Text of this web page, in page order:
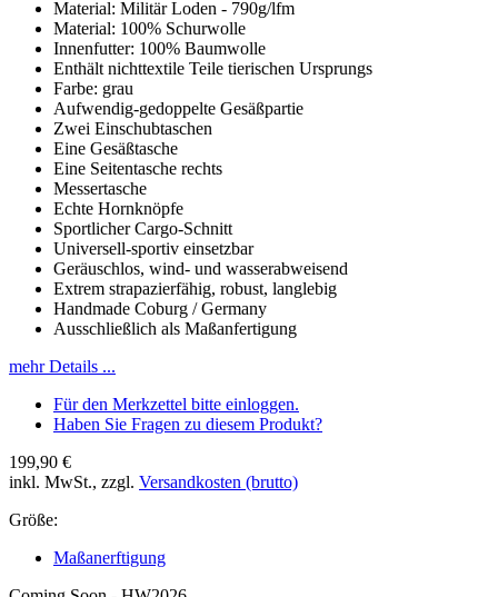
Material: Militär Loden - 790g/lfm
Material: 100% Schurwolle
Innenfutter: 100% Baumwolle
Enthält nichttextile Teile tierischen Ursprungs
Farbe: grau
Aufwendig-gedoppelte Gesäßpartie
Zwei Einschubtaschen
Eine Gesäßtasche
Eine Seitentasche rechts
Messertasche
Echte Hornknöpfe
Sportlicher Cargo-Schnitt
Universell-sportiv einsetzbar
Geräuschlos, wind- und wasserabweisend
Extrem strapazierfähig, robust, langlebig
Handmade Coburg / Germany
Ausschließlich als Maßanfertigung
mehr Details ...
Für den Merkzettel bitte einloggen.
Haben Sie Fragen zu diesem Produkt?
199,90 €
inkl. MwSt., zzgl. Versandkosten (brutto)
Größe:
Maßanerftigung